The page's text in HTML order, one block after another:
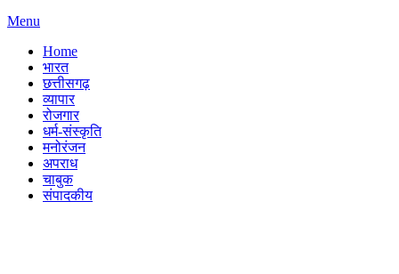
Menu
Home
भारत
छत्तीसगढ़
व्यापार
रोजगार
धर्म-संस्कृति
मनोरंजन
अपराध
चाबुक
संपादकीय